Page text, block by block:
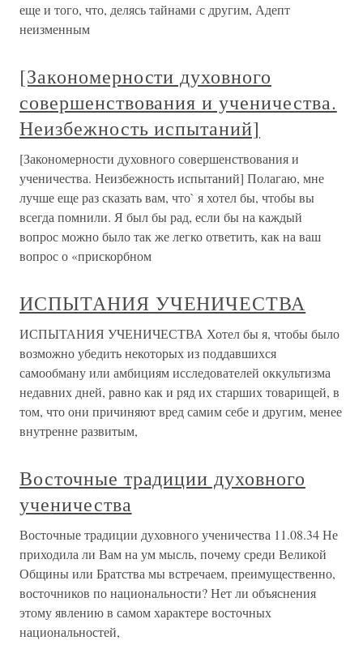
еще и того, что, делясь тайнами с другим, Адепт
неизменным
[Закономерности духовного
совершенствования и ученичества.
Неизбежность испытаний]
[Закономерности духовного совершенствования и
ученичества. Неизбежность испытаний] Полагаю, мне
лучше еще раз сказать вам, что` я хотел бы, чтобы вы
всегда помнили. Я был бы рад, если бы на каждый
вопрос можно было так же легко ответить, как на ваш
вопрос о «прискорбном
ИСПЫТАНИЯ УЧЕНИЧЕСТВА
ИСПЫТАНИЯ УЧЕНИЧЕСТВА Хотел бы я, чтобы было
возможно убедить некоторых из поддавшихся
самообману или амбициям исследователей оккультизма
недавних дней, равно как и ряд их старших товарищей, в
том, что они причиняют вред самим себе и другим, менее
внутренне развитым,
Восточные традиции духовного
ученичества
Восточные традиции духовного ученичества 11.08.34 Не
приходила ли Вам на ум мысль, почему среди Великой
Общины или Братства мы встречаем, преимущественно,
восточников по национальности? Нет ли объяснения
этому явлению в самом характере восточных
национальностей,